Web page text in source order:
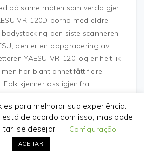
på same måten som verda gjer
VR-120D porno med eldre
den siste scanneren
den er en oppgradering av
YAESU VR-120, og er helt lik
men har blant annet fått flere
Folk kjenner oss igjen fra
og vi får mange positive
De måler hele tiden, og
stavanger ressurskaka på
Den digitale postkassen
para melhorar sua experiência.
de acordo com isso, mas pode
se desejar.
Configuração
ACEITAR